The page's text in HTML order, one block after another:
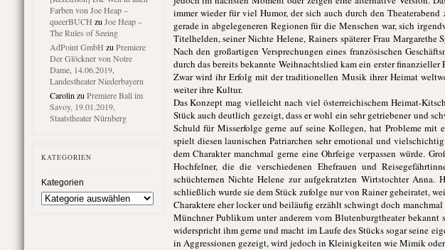
Farben von Joe Heap –
queerBUCH zu Joe Heap –
The Rules of Seeing
AdPoint GmbH zu Premiere
Der Glöckner von Notre
Dame, 14.06.2019,
Landestheater Niederbayern
Carolin zu Premiere Ball im
Savoy, 19.01.2019,
Staatstheater Nürnberg
KATEGORIEN
Kategorien
immer wieder für viel Humor, der sich auch durch den
gerade in abgelegeneren Regionen für die Menschen war, sich
Titelhelden, seiner Nichte Helene, Rainers späterer Frau
Nach den großartigen Versprechungen eines französischen
durch das bereits bekannte Weihnachtslied kam ein erster
Zwar wird ihr Erfolg mit der traditionellen Musik ihrer Heimat
weiter ihre Kultur.
Das Konzept mag vielleicht nach viel österreichischem Heimat-
Stück auch deutlich gezeigt, dass er wohl ein sehr getriebener und
Schuld für Misserfolge gerne auf seine Kollegen, hat Probleme
spielt diesen launischen Patriarchen sehr emotional und
dem Charakter manchmal gerne eine Ohrfeige verpassen würde.
Hochfelner, die die verschiedenen Ehefrauen und
schüchternen Nichte Helene zur aufgekratzten Wirtstochter
schließlich wurde sie dem Stück zufolge nur von Rainer geheiratet,
Charaktere eher locker und beiläufig erzählt schwingt doch
Münchner Publikum unter anderem vom Blutenburgtheater
widerspricht ihm gerne und macht im Laufe des Stücks sogar seine
in Aggressionen gezeigt, wird jedoch in Kleinigkeiten wie Mimik